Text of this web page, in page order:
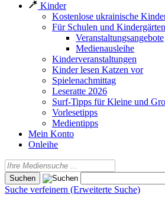
Kinder
Kostenlose ukrainische
Für Schulen und Kindergärten
Veranstaltungsangebote
Medienausleihe
Kinderveranstaltungen
Kinder lesen Katzen vor
Spielenachmittag
Leseratte 2026
Surf-Tipps für Kleine und
Vorlesetipps
Medientipps
Mein Konto
Onleihe
Suche verfeinern (Erweiterte Suche)